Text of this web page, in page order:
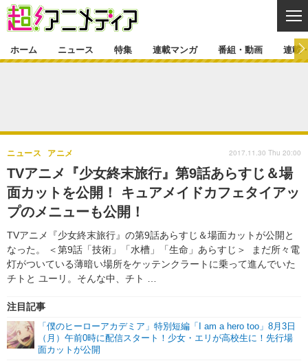
ゲーム・アプリ マンガ
グッズ イベント
声優
舞台 新帝スタ
特集一覧 カバー
ラキりす
連載マンガ
連載マンガ一覧
番組・動画一覧 ラジオ
動画
連載・ブログ
連載・ブログ一覧
編集部ブログ・お知らせ
ホーム ニュース 特集 連載マンガ 番組・動画 連載
TVアニメ『少女終末旅行』第9話あらすじ＆場
面カットを公開！ キュアメイドカフェタイアッ
プのメニューも公開！
TVアニメ『少女終末旅行』の第9話あらすじ＆場面カットが公開と
なった。 ＜第9話「技術」「水槽」「生命」あらすじ＞ まだ所々電
灯がついている薄暗い場所をケッテンクラートに乗って進んでいた
チトと ユーリ。そんな中、チト …
ニュース アニメ
注目記事
「僕のヒーローアカデミア」特別短編「I am a hero too」8月3日
（月）午前0時に配信スタート！少女・エリが高校生に！先行場
面カットが公開
2017.11.30 Thu 20:00